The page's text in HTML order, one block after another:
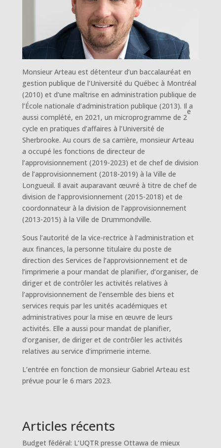
Monsieur Arteau est détenteur d’un baccalauréat en
gestion publique de l’Université du Québec à Montréal
(2010) et d’une maîtrise en administration publique de
l’École nationale d’administration publique (2013). Il a
aussi complété, en 2021, un microprogramme de 2
e
cycle en pratiques d’affaires à l’Université de
Sherbrooke. Au cours de sa carrière, monsieur Arteau
a occupé les fonctions de directeur de
l’approvisionnement (2019-2023) et de chef de division
de l’approvisionnement (2018-2019) à la Ville de
Longueuil. Il avait auparavant œuvré à titre de chef de
division de l’approvisionnement (2015-2018) et de
coordonnateur à la division de l’approvisionnement
(2013-2015) à la Ville de Drummondville.
Sous l’autorité de la vice-rectrice à l’administration et
aux finances, la personne titulaire du poste de
direction des Services de l’approvisionnement et de
l’imprimerie a pour mandat de planifier, d’organiser, de
diriger et de contrôler les activités relatives à
l’approvisionnement de l’ensemble des biens et
services requis par les unités académiques et
administratives pour la mise en œuvre de leurs
activités. Elle a aussi pour mandat de planifier,
d’organiser, de diriger et de contrôler les activités
relatives au service d’imprimerie interne.
L’entrée en fonction de monsieur Gabriel Arteau est
prévue pour le 6 mars 2023.
Articles récents
Budget fédéral: L’UQTR presse Ottawa de mieux